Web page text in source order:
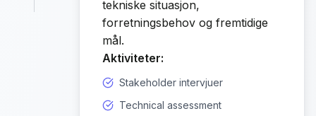
tekniske situasjon,
forretningsbehov og fremtidige
mål.
Aktiviteter:
Stakeholder intervjuer
Technical assessment